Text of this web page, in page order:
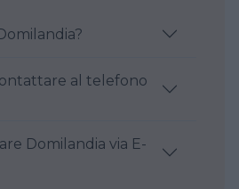
si trova Domilandia?
al telefono
E-